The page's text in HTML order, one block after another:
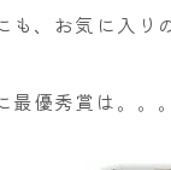
も、お気に入
最優秀賞は。。。